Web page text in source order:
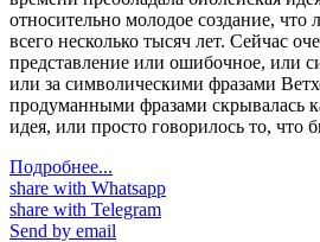
относительно молодое создание,
всего несколько тысяч лет. Сейчас
представление или ошибочное, или
или за символическими фразами
продуманными фразами скрывалась
идея, или просто говорилось то, что
Подробнее...
share with Whatsapp
share with Telegram
Send by email